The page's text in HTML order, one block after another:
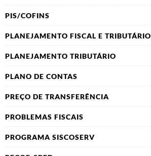
PIS/COFINS
PLANEJAMENTO FISCAL E TRIBUTÁRIO
PLANEJAMENTO TRIBUTÁRIO
PLANO DE CONTAS
PREÇO DE TRANSFERÊNCIA
PROBLEMAS FISCAIS
PROGRAMA SISCOSERV